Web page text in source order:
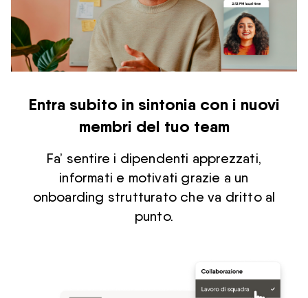
Entra subito in sintonia con i nuovi
membri del tuo team
Fa’ sentire i dipendenti apprezzati,
informati e motivati grazie a un
onboarding strutturato che va dritto al
punto.